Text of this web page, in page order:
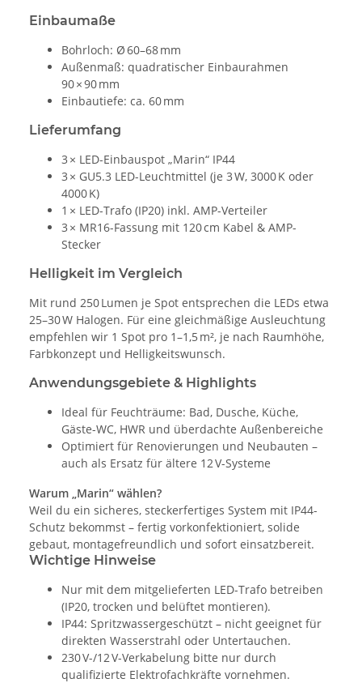
Einbaumaße
Bohrloch: Ø 60–68 mm
Außenmaß: quadratischer Einbaurahmen
90 × 90 mm
Einbautiefe: ca. 60 mm
Lieferumfang
3 × LED-Einbauspot „Marin“ IP44
3 × GU5.3 LED-Leuchtmittel (je 3 W, 3000 K oder
4000 K)
1 × LED-Trafo (IP20) inkl. AMP-Verteiler
3 × MR16-Fassung mit 120 cm Kabel & AMP-
Stecker
Helligkeit im Vergleich
Mit rund 250 Lumen je Spot entsprechen die LEDs etwa
25–30 W Halogen. Für eine gleichmäßige Ausleuchtung
empfehlen wir 1 Spot pro 1–1,5 m², je nach Raumhöhe,
Farbkonzept und Helligkeitswunsch.
Anwendungsgebiete & Highlights
Ideal für Feuchträume: Bad, Dusche, Küche,
Gäste-WC, HWR und überdachte Außenbereiche
Optimiert für Renovierungen und Neubauten –
auch als Ersatz für ältere 12 V-Systeme
Warum „Marin“ wählen?
Weil du ein sicheres, steckerfertiges System mit IP44-
Schutz bekommst – fertig vorkonfektioniert, solide
gebaut, montagefreundlich und sofort einsatzbereit.
Wichtige Hinweise
Nur mit dem mitgelieferten LED-Trafo betreiben
(IP20, trocken und belüftet montieren).
IP44: Spritzwassergeschützt – nicht geeignet für
direkten Wasserstrahl oder Untertauchen.
230 V-/12 V-Verkabelung bitte nur durch
qualifizierte Elektrofachkräfte vornehmen.